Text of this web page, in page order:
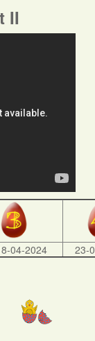
II
04-2024 23-